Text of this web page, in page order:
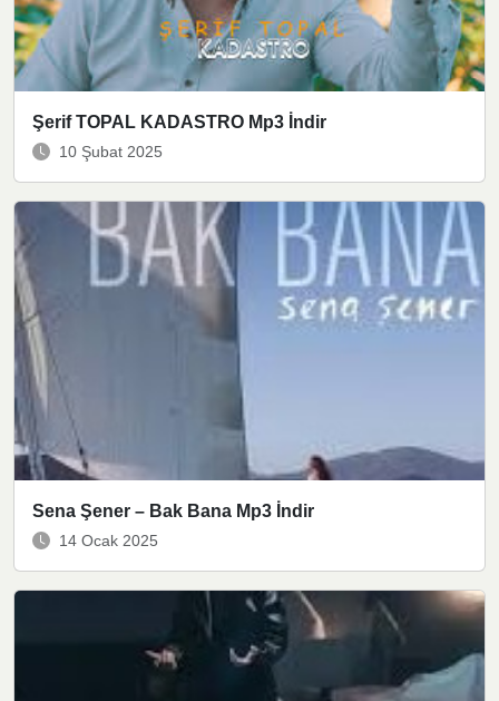
Şerif TOPAL KADASTRO Mp3 İndir
10 Şubat 2025
Sena Şener – Bak Bana Mp3 İndir
14 Ocak 2025